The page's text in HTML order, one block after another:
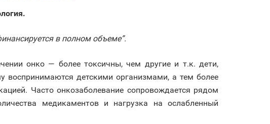
в полном объеме”.
онко — более токсичны, чем другие и т.к. дети,
воспринимаются детскими организмами, а тем более
Часто онкозаболевание сопровождается рядом
медикаментов и нагрузка на ослабленный